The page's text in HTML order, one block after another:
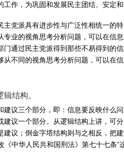
作，为巩固和发展民主团结、安定
党派具有进步性与广泛性相统一的
业的视角思考分析问题，可以在信
通过民主党派得到那些不易得到的
不同的视角思考分析问题，可以在
结构。
议三个部分，即：信息要反映什么
议一个部分。从逻辑结构上讲，可
议；倒金字塔结构则与之相反，把
《中华人民共和国刑法》第七十七